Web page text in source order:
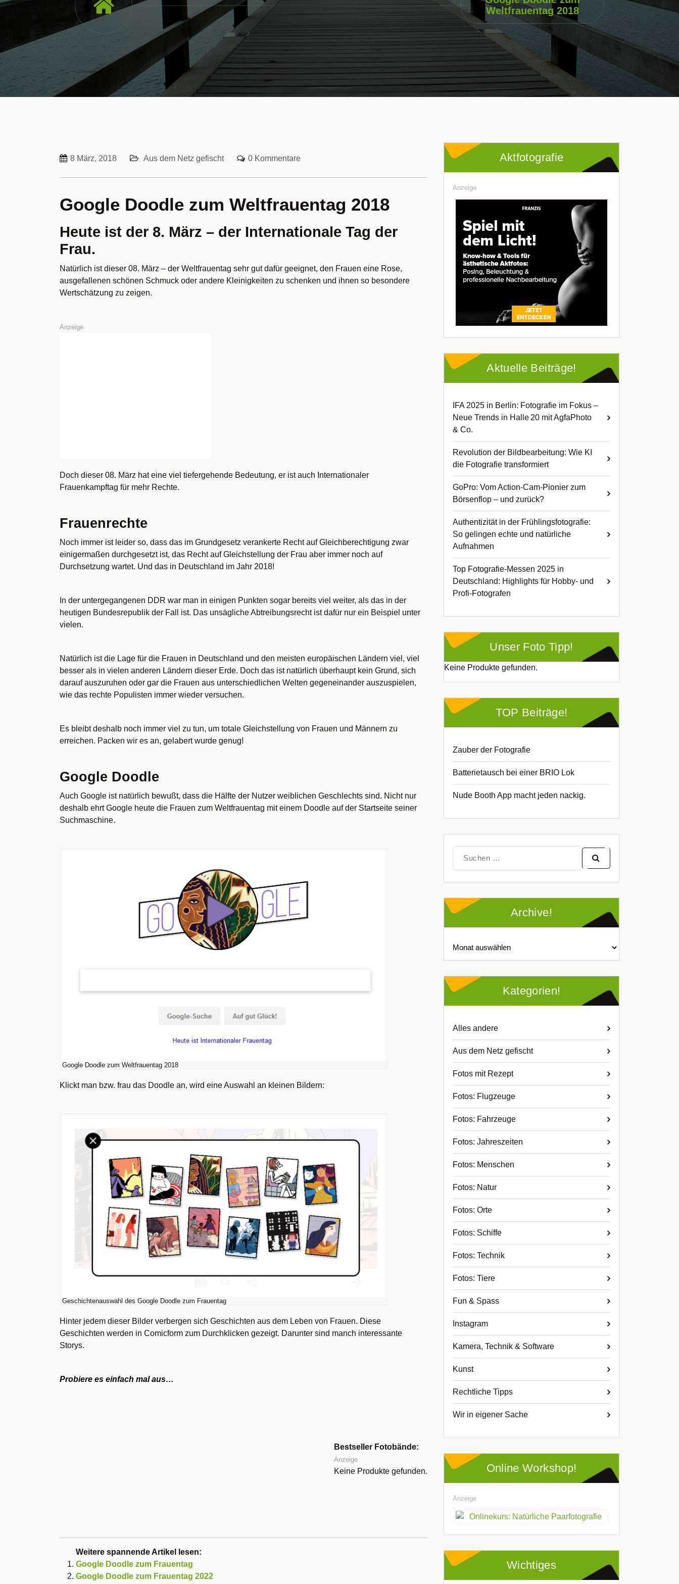
Weltfrauentag 2018
8 März, 2018 Aus dem Netz gefischt 0 Kommentare
Google Doodle zum Weltfrauentag 2018
Heute ist der 8. März – der Internationale Tag der
Frau.
Natürlich ist dieser 08. März – der Weltfrauentag sehr gut dafür geeignet, den Frauen eine Rose,
ausgefallenen schönen Schmuck oder andere Kleinigkeiten zu schenken und ihnen so besondere
Wertschätzung zu zeigen.
Anzeige
Doch dieser 08. März hat eine viel tiefergehende Bedeutung, er ist auch Internationaler
Frauenkampftag für mehr Rechte.
Frauenrechte
Noch immer ist leider so, dass das im Grundgesetz verankerte Recht auf Gleichberechtigung zwar
einigermaßen durchgesetzt ist, das Recht auf Gleichstellung der Frau aber immer noch auf
Durchsetzung wartet. Und das in Deutschland im Jahr 2018!
In der untergegangenen DDR war man in einigen Punkten sogar bereits viel weiter, als das in der
heutigen Bundesrepublik der Fall ist. Das unsägliche Abtreibungsrecht ist dafür nur ein Beispiel unter
vielen.
Natürlich ist die Lage für die Frauen in Deutschland und den meisten europäischen Ländern viel, viel
besser als in vielen anderen Ländern dieser Erde. Doch das ist natürlich überhaupt kein Grund, sich
darauf auszuruhen oder gar die Frauen aus unterschiedlichen Welten gegeneinander auszuspielen,
wie das rechte Populisten immer wieder versuchen.
Es bleibt deshalb noch immer viel zu tun, um totale Gleichstellung von Frauen und Männern zu
erreichen. Packen wir es an, gelabert wurde genug!
Google Doodle
Auch Google ist natürlich bewußt, dass die Hälfte der Nutzer weiblichen Geschlechts sind. Nicht nur
deshalb ehrt Google heute die Frauen zum Weltfrauentag mit einem Doodle auf der Startseite seiner
Suchmaschine.
Google Doodle zum Weltfrauentag 2018
Klickt man bzw. frau das Doodle an, wird eine Auswahl an kleinen Bildern:
Geschichtenauswahl des Google Doodle zum Frauentag
Hinter jedem dieser Bilder verbergen sich Geschichten aus dem Leben von Frauen. Diese
Geschichten werden in Comicform zum Durchklicken gezeigt. Darunter sind manch interessante
Storys.
Probiere es einfach mal aus…
Bestseller Fotobände:
Anzeige
Keine Produkte gefunden.
Weitere spannende Artikel lesen:
Google Doodle zum Frauentag
Google Doodle zum Frauentag 2022
Aktfotografie
Anzeige
Aktuelle Beiträge!
IFA 2025 in Berlin: Fotografie im Fokus –
Neue Trends in Halle 20 mit AgfaPhoto
& Co.
Revolution der Bildbearbeitung: Wie KI
die Fotografie transformiert
GoPro: Vom Action-Cam-Pionier zum
Börsenflop – und zurück?
Authentizität in der Frühlingsfotografie:
So gelingen echte und natürliche
Aufnahmen
Top Fotografie-Messen 2025 in
Deutschland: Highlights für Hobby- und
Profi-Fotografen
Unser Foto Tipp!
Keine Produkte gefunden.
TOP Beiträge!
Zauber der Fotografie
Batterietausch bei einer BRIO Lok
Nude Booth App macht jeden nackig.
nach:
Archive!
Kategorien!
Alles andere
Aus dem Netz gefischt
Fotos mit Rezept
Fotos: Flugzeuge
Fotos: Fahrzeuge
Fotos: Jahreszeiten
Fotos: Menschen
Fotos: Natur
Fotos: Orte
Fotos: Schiffe
Fotos: Technik
Fotos: Tiere
Fun & Spass
Instagram
Kamera, Technik & Software
Kunst
Rechtliche Tipps
Wir in eigener Sache
Online Workshop!
Anzeige
Wichtiges